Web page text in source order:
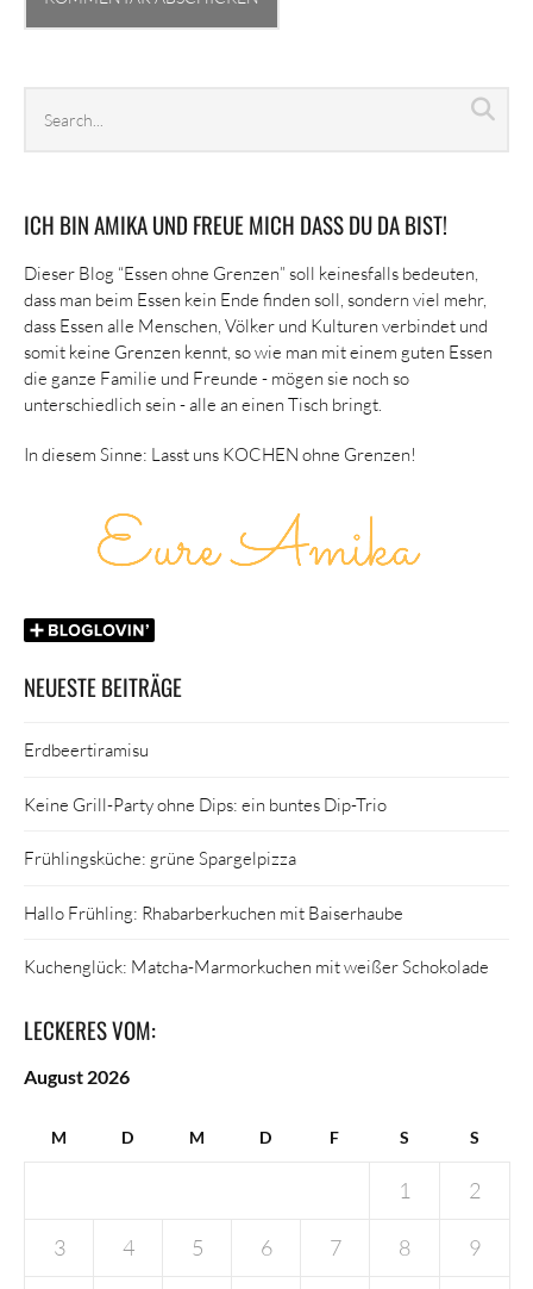
archives
ICH BIN AMIKA UND FREUE MICH DASS DU DA BIST!
Dieser Blog “Essen ohne Grenzen” soll keinesfalls bedeuten,
dass man beim Essen kein Ende finden soll, sondern viel mehr,
dass Essen alle Menschen, Völker und Kulturen verbindet und
somit keine Grenzen kennt, so wie man mit einem guten Essen
die ganze Familie und Freunde - mögen sie noch so
unterschiedlich sein - alle an einen Tisch bringt.
In diesem Sinne: Lasst uns KOCHEN ohne Grenzen!
NEUESTE BEITRÄGE
Erdbeertiramisu
Keine Grill-Party ohne Dips: ein buntes Dip-Trio
Frühlingsküche: grüne Spargelpizza
Hallo Frühling: Rhabarberkuchen mit Baiserhaube
Kuchenglück: Matcha-Marmorkuchen mit weißer Schokolade
LECKERES VOM:
August 2026
M D M D F S S
1 2
3 4 5 6 7 8 9